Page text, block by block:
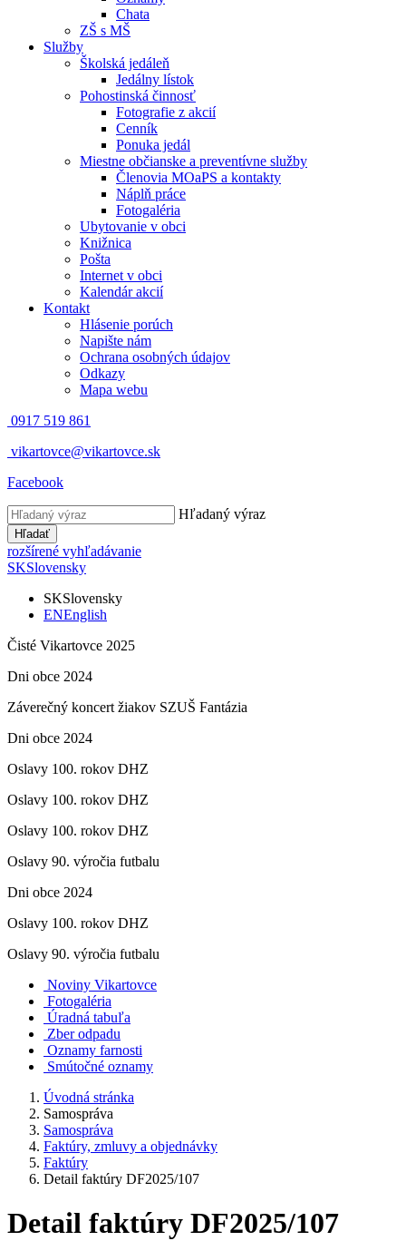
Chata
ZŠ s MŠ
Služby
Školská jedáleň
Jedálny lístok
Pohostinská činnosť
Fotografie z akcií
Cenník
Ponuka jedál
Miestne občianske a preventívne služby
Členovia MOaPS a kontakty
Náplň práce
Fotogaléria
Ubytovanie v obci
Knižnica
Pošta
Internet v obci
Kalendár akcií
Kontakt
Hlásenie porúch
Napište nám
Ochrana osobných údajov
Odkazy
Mapa webu
0917 519 861
vikartovce@vikartovce.sk
Facebook
Hľadaný výraz
Hľadať
rozšírené vyhľadávanie
SKSlovensky
SKSlovensky
ENEnglish
Čisté Vikartovce 2025
Dni obce 2024
Záverečný koncert žiakov SZUŠ Fantázia
Dni obce 2024
Oslavy 100. rokov DHZ
Oslavy 100. rokov DHZ
Oslavy 100. rokov DHZ
Oslavy 90. výročia futbalu
Dni obce 2024
Oslavy 100. rokov DHZ
Oslavy 90. výročia futbalu
Noviny Vikartovce
Fotogaléria
Úradná tabuľa
Zber odpadu
Oznamy farnosti
Smútočné oznamy
Úvodná stránka
Samospráva
Samospráva
Faktúry, zmluvy a objednávky
Faktúry
Detail faktúry DF2025/107
Detail faktúry DF2025/107